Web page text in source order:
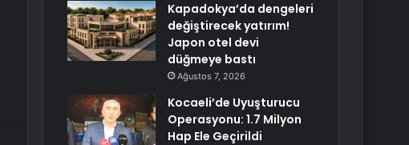
Kapadokya’da dengeleri
değiştirecek yatırım!
Japon otel devi
düğmeye bastı
Ağustos 7, 2026
Kocaeli’de Uyuşturucu
Operasyonu: 1.7 Milyon
Hap Ele Geçirildi